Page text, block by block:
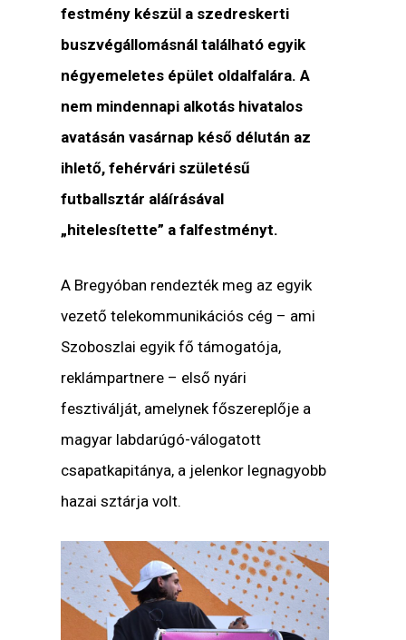
festmény készül a szedreskerti
buszvégállomásnál található egyik
négyemeletes épület oldalfalára. A
nem mindennapi alkotás hivatalos
avatásán vasárnap késő délután az
ihlető, fehérvári születésű
futballsztár aláírásával
„hitelesítette” a falfestményt.
A Bregyóban rendezték meg az egyik
vezető telekommunikációs cég – ami
Szoboszlai egyik fő támogatója,
reklámpartnere – első nyári
fesztiválját, amelynek főszereplője a
magyar labdarúgó-válogatott
csapatkapitánya, a jelenkor legnagyobb
hazai sztárja volt.